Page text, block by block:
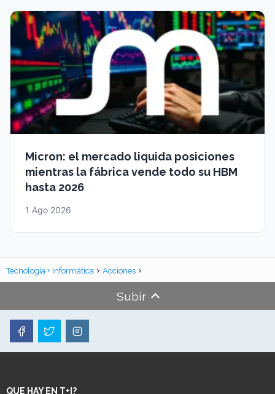
Micron: el mercado liquida posiciones
mientras la fábrica vende todo su HBM
hasta 2026
1 Ago 2026
Tecnología + Informática Acciones
Subir
QUE HAY EN T+I?